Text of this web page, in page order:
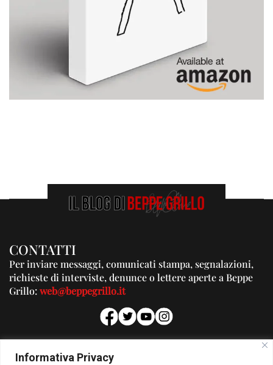
Informativa Privacy
CONTATTI
Per inviare messaggi, comunicati stampa, segnalazioni,
richieste di interviste, denunce o lettere aperte a Beppe
Grillo:web@beppegrillo.it
PUBBLICITA'